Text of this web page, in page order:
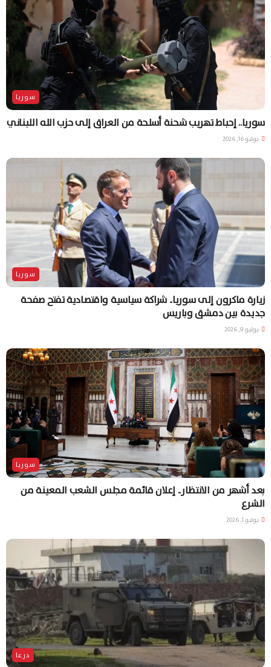
سوريا
سوريا.. إحباط تهريب شحنة أسلحة من العراق إلى حزب الله اللبناني
يوليو 16, 2026
سوريا
زيارة ماكرون إلى سوريا.. شراكة سياسية واقتصادية تفتح صفحة
جديدة بين دمشق وباريس
يوليو 9, 2026
سوريا
بعد أشهر من الانتظار.. إعلان قائمة مجلس الشعب المعينة من
الشرع
يوليو 1, 2026
درعا